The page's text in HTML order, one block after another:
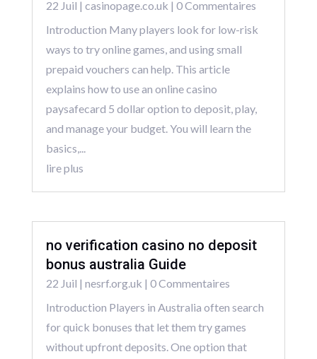
22 Juil | casinopage.co.uk | 0 Commentaires
Introduction Many players look for low-risk
ways to try online games, and using small
prepaid vouchers can help. This article
explains how to use an online casino
paysafecard 5 dollar option to deposit, play,
and manage your budget. You will learn the
basics,...
lire plus
no verification casino no deposit
bonus australia Guide
22 Juil | nesrf.org.uk | 0 Commentaires
Introduction Players in Australia often search
for quick bonuses that let them try games
without upfront deposits. One option that